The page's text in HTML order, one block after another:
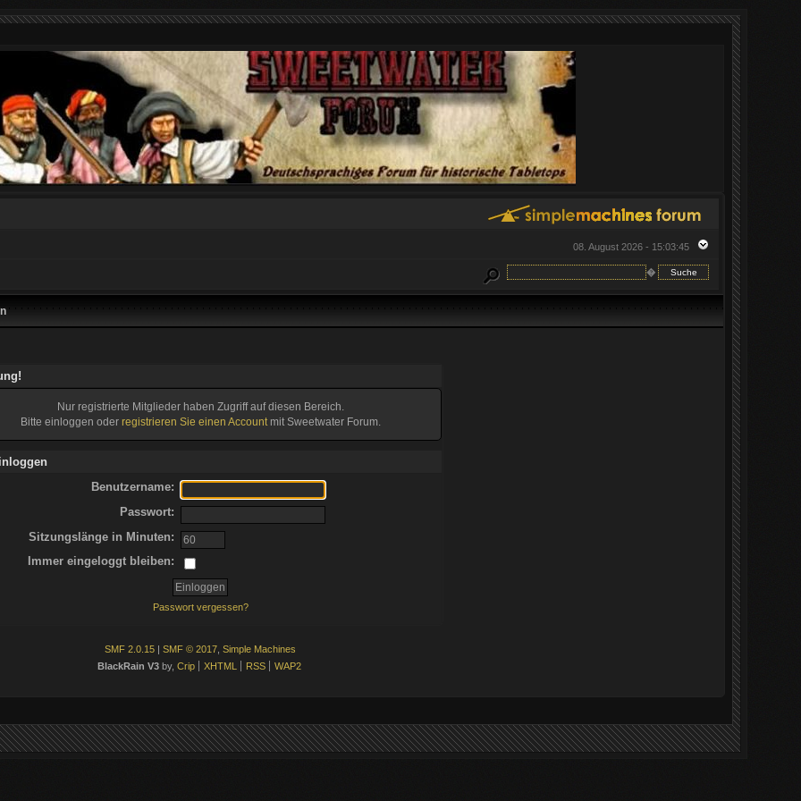
08. August 2026 - 15:03:45
�
Nur registrierte Mitglieder haben Zugriff auf diesen Bereich.
Bitte einloggen oder registrieren Sie einen Accountmit Sweetwater Forum.
Benutzername:
Passwort:
Sitzungslänge in Minuten:
Immer eingeloggt bleiben:
Passwort vergessen?
SMF 2.0.15 | SMF © 2017 Simple Machines
BlackRain V3 by, Crip XHTML RSS WAP2